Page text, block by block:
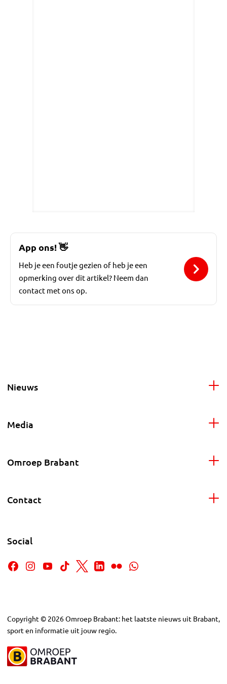
App ons!👋
Heb je een foutje gezien of heb je een
opmerking over dit artikel? Neem dan
contact met ons op.
Nieuws
Media
Omroep Brabant
Contact
Social
Copyright © 2026Omroep Brabant: het laatste nieuws uit Brabant,
sport en informatie uit jouw regio.